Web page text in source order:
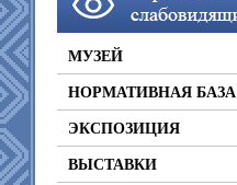
МУЗЕЙ
НОРМАТИВНАЯ БАЗА
ЭКСПОЗИЦИЯ
ВЫСТАВКИ